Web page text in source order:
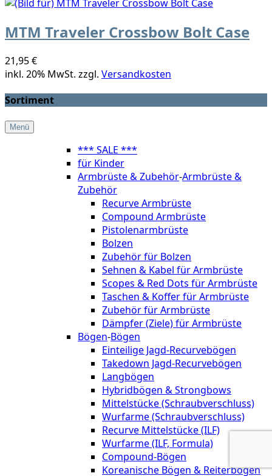
MTM Traveler Crossbow Bolt Case
21,95 €
inkl. 20% MwSt. zzgl. Versandkosten
Sortiment
Menü
*** SALE ***
für Kinder
Armbrüste & Zubehör-Armbrüste &
Zubehör
Recurve Armbrüste
Compound Armbrüste
Pistolenarmbrüste
Bolzen
Zubehör für Bolzen
Sehnen & Kabel für Armbrüste
Scopes & Red Dots für Armbrüste
Taschen & Koffer für Armbrüste
Zubehör für Armbrüste
Dämpfer (Ziele) für Armbrüste
Bögen-Bögen
Einteilige Jagd-Recurvebögen
Takedown Jagd-Recurvebögen
Langbögen
Hybridbögen & Strongbows
Mittelstücke (Schraubverschluss)
Wurfarme (Schraubverschluss)
Recurve Mittelstücke (ILF)
Wurfarme (ILF, Formula)
Compound-Bögen
Koreanische Bögen & Reiterbögen